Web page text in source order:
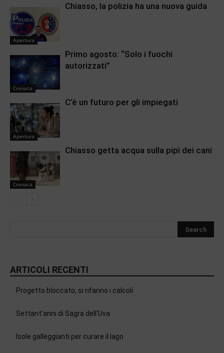
Apertura
Chiasso, la polizia ha una nuova guida
Cronaca
Primo agosto: “Solo i fuochi
autorizzati”
Apertura
C’è un futuro per gli impiegati
Cronaca
Chiasso getta acqua sulla pipì dei cani
ARTICOLI RECENTI
Progetto bloccato, si rifanno i calcoli
Settant’anni di Sagra dell’Uva
Isole galleggianti per curare il lago